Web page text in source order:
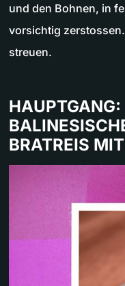
und den Bohnen, in
vorsichtig
streuen.
BRATREIS